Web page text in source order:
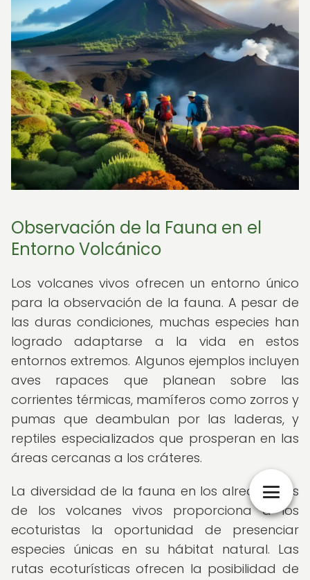
Observación de la Fauna en el
Entorno Volcánico
Los volcanes vivos ofrecen un entorno único
para la observación de la fauna. A pesar de
las duras condiciones, muchas especies han
logrado adaptarse a la vida en estos
entornos extremos. Algunos ejemplos incluyen
aves rapaces que planean sobre las
corrientes térmicas, mamíferos como zorros y
pumas que deambulan por las laderas, y
reptiles especializados que prosperan en las
áreas cercanas a los cráteres.
La diversidad de la fauna en los alrededores
de los volcanes vivos proporciona a los
ecoturistas la oportunidad de presenciar
especies únicas en su hábitat natural. Las
rutas ecoturísticas ofrecen la posibilidad de